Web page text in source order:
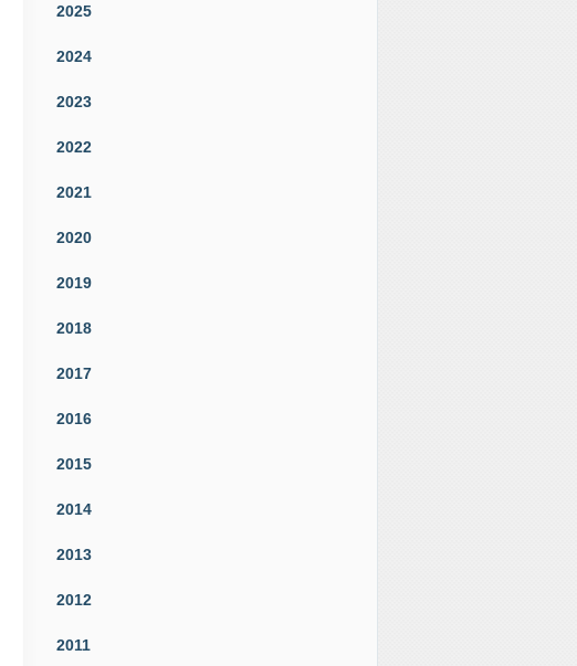
2025
2024
2023
2022
2021
2020
2019
2018
2017
2016
2015
2014
2013
2012
2011